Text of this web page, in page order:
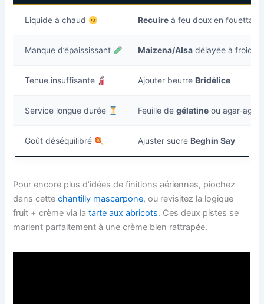
Liquide à chaud Recuire à feu doux en fouettant
Manque d’épaississant Maizena/Alsa délayée à froid
Tenue insuffisante Ajouter beurre Bridélice
Service longue durée Feuille degélatine ou agar-agar
Goût déséquilibré Ajuster sucre Beghin Say
Pour encore plus d’idées de finitions aériennes, piochez
dans cettechantilly mascarpone, ou revisitez la logique
fruit + crème via latarte aux abricots. Ces deux pistes se
marient parfaitement à une crème bien rattrapée.